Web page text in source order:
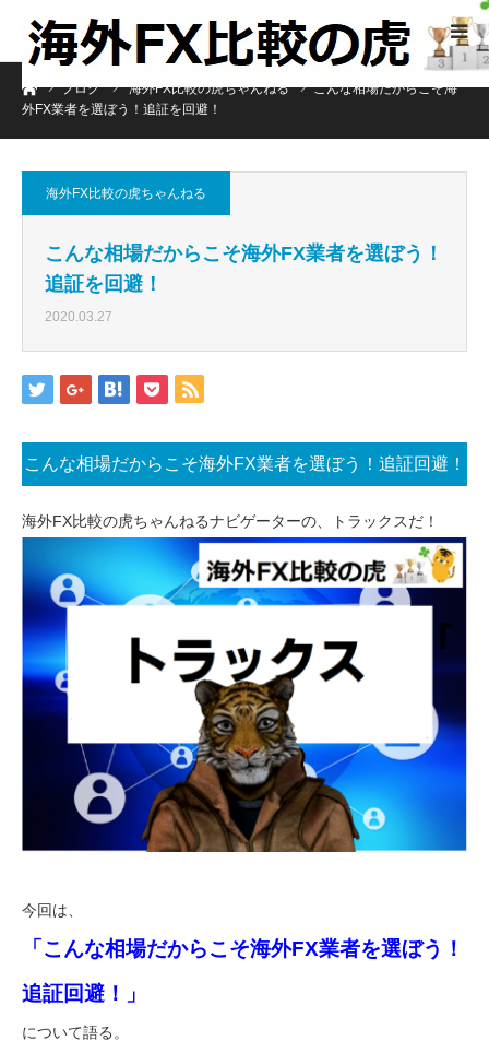
ホームブログ 海外FX比較の虎ちゃんねる
こんな相場だからこそ海
外FX業者を選ぼう！追証を回避！
海外FX比較の虎ちゃんねる
こんな相場だからこそ海外FX業者を選ぼう！
追証を回避！
2020.03.27
こんな相場だからこそ海外FX業者を選ぼう！追証回避！
海外FX比較の虎ちゃんねるナビゲーターの、トラックスだ！
今回は、
「こんな相場だからこそ海外FX業者を選ぼう！
追証回避！」
について語る。